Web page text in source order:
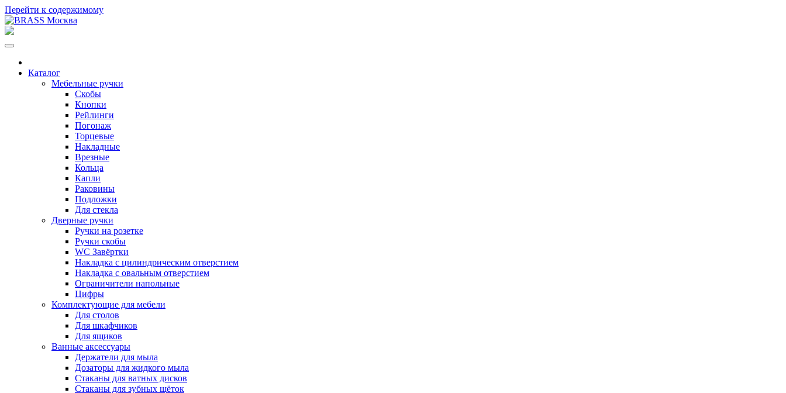
Перейти к содержимому
Каталог
Мебельные ручки
Скобы
Кнопки
Рейлинги
Погонаж
Торцевые
Накладные
Врезные
Кольца
Капли
Раковины
Подложки
Для стекла
Дверные ручки
Ручки на розетке
Ручки скобы
WC Завёртки
Накладка с цилиндрическим отверстием
Накладка с овальным отверстием
Ограничители напольные
Цифры
Комплектующие для мебели
Для столов
Для шкафчиков
Для ящиков
Ванные аксессуары
Держатели для мыла
Дозаторы для жидкого мыла
Стаканы для ватных дисков
Стаканы для зубных щёток